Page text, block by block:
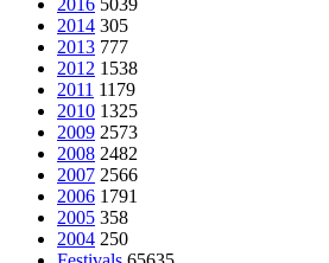
2014 305
2013 777
2012 1538
2011 1179
2010 1325
2009 2573
2008 2482
2007 2566
2006 1791
2005 358
2004 250